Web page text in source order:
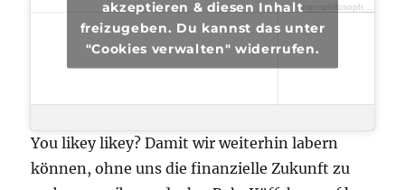
transphilosophisch
akzeptieren & diesen Inhalt
freizugeben. Du kannst das unter
"Cookies verwalten" widerrufen.
You likey likey? Damit wir weiterhin labern
können, ohne uns die finanzielle Zukunft zu